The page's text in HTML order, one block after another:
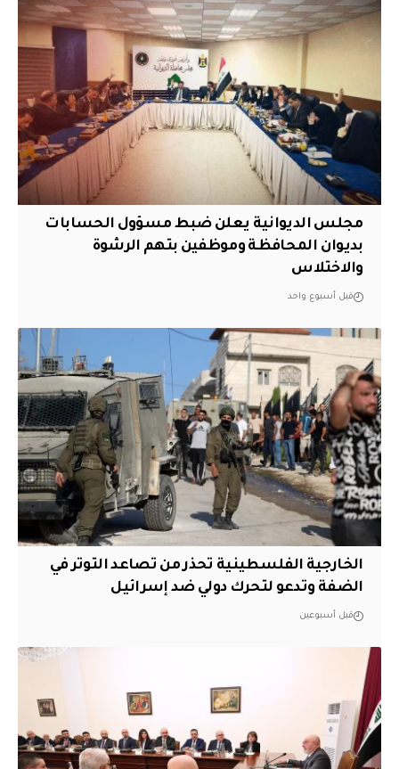
مجلس الديوانية يعلن ضبط مسؤول الحسابات
بديوان المحافظة وموظفين بتهم الرشوة
والاختلاس
قبل أسبوع واحد
الخارجية الفلسطينية تحذر من تصاعد التوتر في
الضفة وتدعو لتحرك دولي ضد إسرائيل
قبل أسبوعين